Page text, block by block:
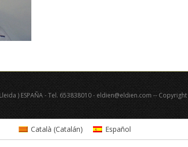
) ESPAÑA - Tel. 653838010 - eldien@eldien.com --
Català (Catalán) Español